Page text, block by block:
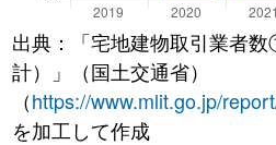
出典：「宅地建物取引業者
計）」（国土交通省）
（https://www.mlit.go.jp/
を加工して作成